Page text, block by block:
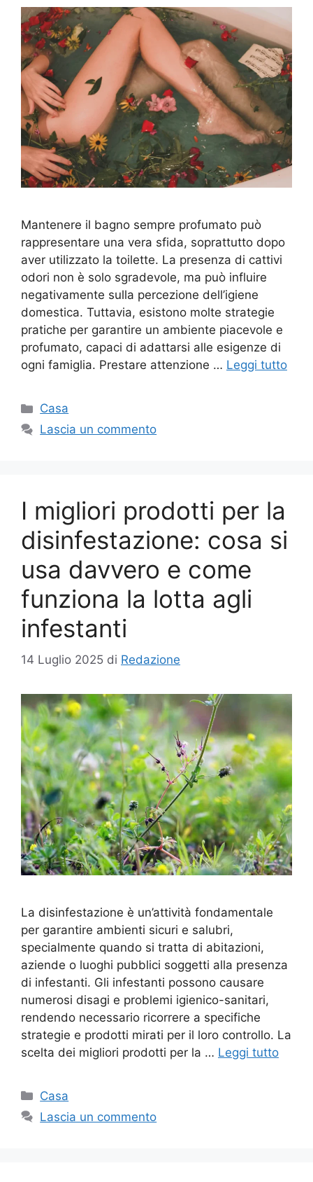
Mantenere il bagno sempre profumato può
rappresentare una vera sfida, soprattutto dopo
aver utilizzato la toilette. La presenza di cattivi
odori non è solo sgradevole, ma può influire
negativamente sulla percezione dell’igiene
domestica. Tuttavia, esistono molte strategie
pratiche per garantire un ambiente piacevole e
profumato, capaci di adattarsi alle esigenze di
ogni famiglia. Prestare attenzione … Leggi tutto
Categorie
Casa
Lascia un commento
I migliori prodotti per la
disinfestazione: cosa si
usa davvero e come
funziona la lotta agli
infestanti
14 Luglio 2025 di Redazione
La disinfestazione è un’attività fondamentale
per garantire ambienti sicuri e salubri,
specialmente quando si tratta di abitazioni,
aziende o luoghi pubblici soggetti alla presenza
di infestanti. Gli infestanti possono causare
numerosi disagi e problemi igienico-sanitari,
rendendo necessario ricorrere a specifiche
strategie e prodotti mirati per il loro controllo. La
scelta dei migliori prodotti per la … Leggi tutto
Categorie
Casa
Lascia un commento